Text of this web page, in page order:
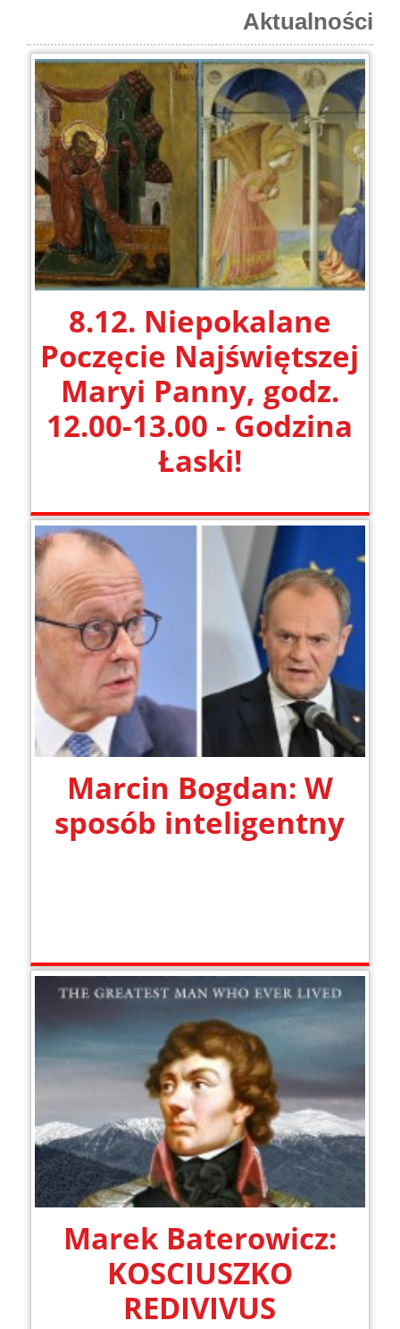
Aktualności
8.12. Niepokalane
Poczęcie Najświętszej
Maryi Panny, godz.
12.00-13.00 - Godzina
Łaski!
Marcin Bogdan: W
sposób inteligentny
Marek Baterowicz:
KOSCIUSZKO
REDIVIVUS